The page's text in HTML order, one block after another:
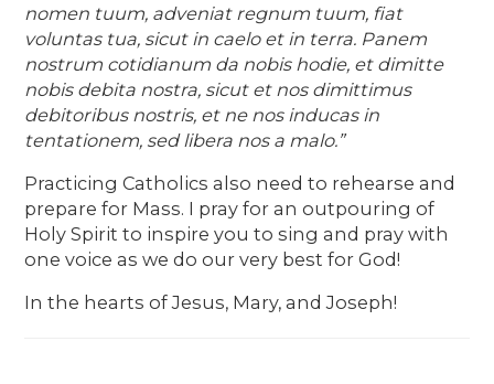
nomen tuum, adveniat regnum tuum, fiat
voluntas tua, sicut in caelo et in terra. Panem
nostrum cotidianum da nobis hodie, et dimitte
nobis debita nostra, sicut et nos dimittimus
debitoribus nostris, et ne nos inducas in
tentationem, sed libera nos a malo.”
Practicing Catholics also need to rehearse and
prepare for Mass. I pray for an outpouring of
Holy Spirit to inspire you to sing and pray with
one voice as we do our very best for God!
In the hearts of Jesus, Mary, and Joseph!